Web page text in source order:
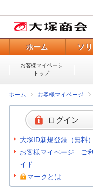
ホーム ソ
お客様マイページ
トップ
ホーム お客様マイページ
ログイン
大塚ID新規登録（無料）
お客様マイページ ご
イド
マークとは